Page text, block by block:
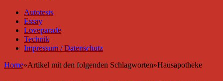
Autotests
Essay
Loveparade
Technik
Impressum / Datenschutz
Home»Artikel mit den folgenden Schlagworten»Hausapotheke